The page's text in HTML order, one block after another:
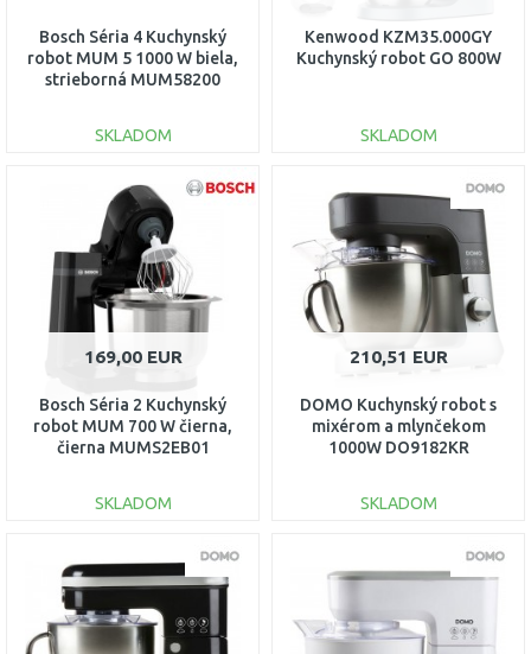
Bosch Séria 4 Kuchynský
robot MUM 5 1000 W biela,
strieborná MUM58200
SKLADOM
DO KOŠÍKA
Porovnať
Kenwood KZM35.000GY
Kuchynský robot GO 800W
SKLADOM
Porovnať
169,00 EUR
Bosch Séria 2 Kuchynský
robot MUM 700 W čierna,
čierna MUMS2EB01
SKLADOM
210,51 EUR
DOMO Kuchynský robot s
mixérom a mlynčekom
1000W DO9182KR
SKLADOM